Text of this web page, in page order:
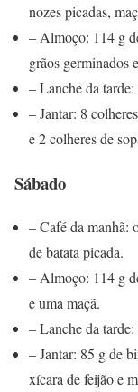
nozes picadas,
– Almoço: 114 g
grãos germinados
– Lanche da
– Jantar: 8
e 2 colheres de
Sábado
– Café da manhã:
de batata picada.
– Almoço: 114 g
e uma maçã.
– Lanche da tarde:
– Jantar: 85 g de
xícara de feijão e